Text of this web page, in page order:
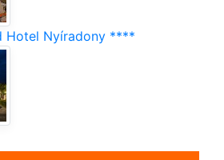
Nyíradony ****